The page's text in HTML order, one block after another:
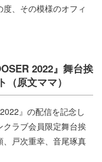
、その模様のオフィ
2022』舞台挨
原文ママ）
』の配信を記念し
ラブ会員限定舞台挨
戸次重幸、音尾琢真